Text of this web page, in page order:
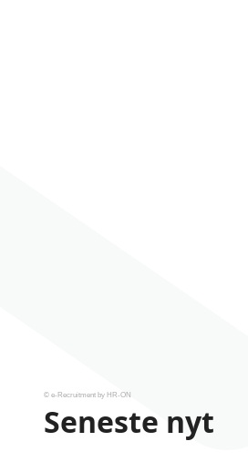
© e-Recruitment by HR-ON
Seneste nyt